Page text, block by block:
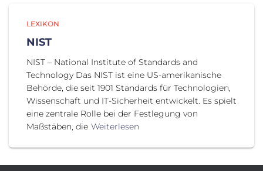
LEXIKON
NIST
NIST – National Institute of Standards and
Technology Das NIST ist eine US-amerikanische
Behörde, die seit 1901 Standards für Technologien,
Wissenschaft und IT-Sicherheit entwickelt. Es spielt
eine zentrale Rolle bei der Festlegung von
Maßstäben, die Weiterlesen